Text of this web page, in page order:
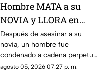
Hombre MATA a su
NOVIA y LLORA en
prisión por no poder
jugar GTA; así fue
captado (+VIDEO)
Después de asesinar a su
novia, un hombre fue
condenado a cadena perpetua
y lloró, aunque no por lo
agosto 05, 2026 07:27 p. m.